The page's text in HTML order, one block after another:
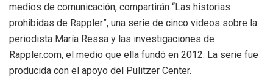
medios de comunicación, compartirán “Las historias
prohibidas de Rappler”, una serie de cinco videos sobre la
periodista María Ressa y las investigaciones de
Rappler.com, el medio que ella fundó en 2012. La serie fue
producida con el apoyo del Pulitzer Center.